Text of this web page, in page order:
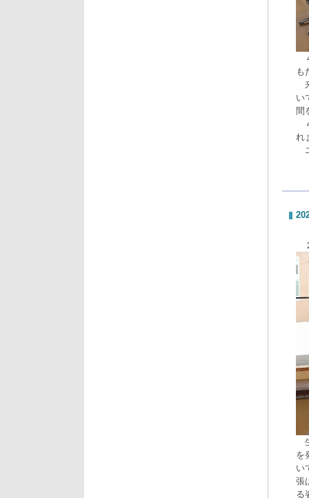
も
い
間
れ
を
い
張
る